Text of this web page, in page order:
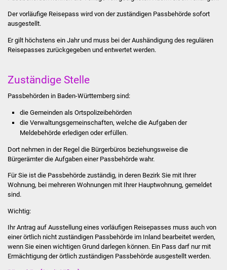
Ortsrecht
Wahlen
Stadtinfo
Jubiläumsjahr 2021
Partnerstädte
Sanierung Hallenbad
Der vorläufige Reisepass wird von der zuständigen Passbehörde sofort
ausgestellt.
Er gilt höchstens ein Jahr und muss bei der Aushändigung des regulären
Reisepasses zurückgegeben und entwertet werden.
Zuständige Stelle
Passbehörden in Baden-Württemberg sind:
die Gemeinden als Ortspolizeibehörden
die Verwaltungsgemeinschaften, welche die Aufgaben der
Meldebehörde erledigen oder erfüllen.
Dort nehmen in der Regel die Bürgerbüros beziehungsweise die
Bürgerämter die Aufgaben einer Passbehörde wahr.
Für Sie ist die Passbehörde zuständig, in deren Bezirk Sie mit Ihrer
Wohnung, bei mehreren Wohnungen mit Ihrer Hauptwohnung, gemeldet
sind.
Wichtig:
Ihr Antrag auf Ausstellung eines vorläufigen Reisepasses muss auch von
einer örtlich nicht zuständigen Passbehörde im Inland bearbeitet werden,
wenn Sie einen wichtigen Grund darlegen können. Ein Pass darf nur mit
Ermächtigung der örtlich zuständigen Passbehörde ausgestellt werden.